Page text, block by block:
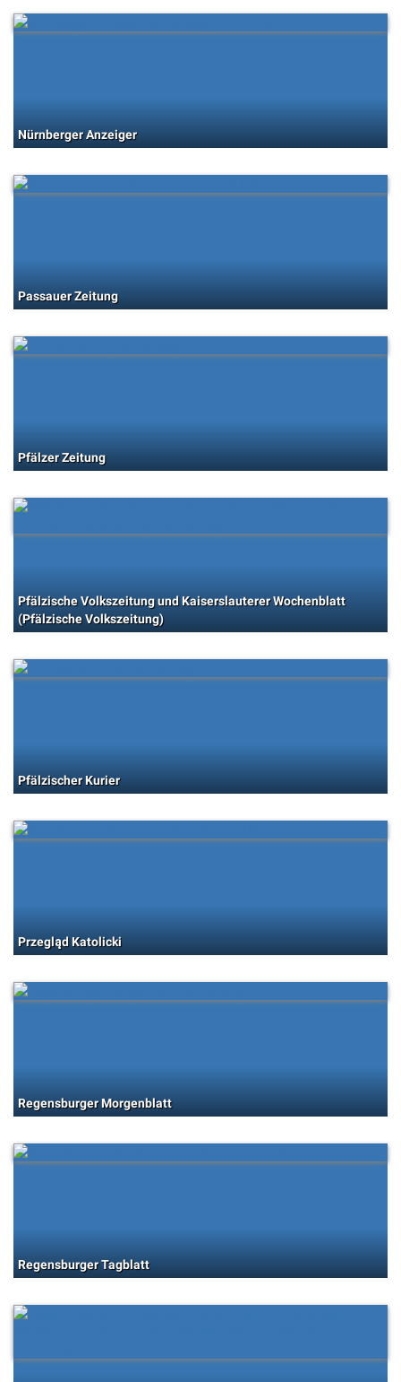
Nürnberger Anzeiger
Passauer Zeitung
Pfälzer Zeitung
Pfälzische Volkszeitung und Kaiserslauterer Wochenblatt
(Pfälzische Volkszeitung)
Pfälzischer Kurier
Przegląd Katolicki
Regensburger Morgenblatt
Regensburger Tagblatt